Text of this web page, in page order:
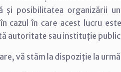
și posibilitatea organizării
cazul în care acest lucru
autoritate sau instituție
vă stăm la dispoziție la